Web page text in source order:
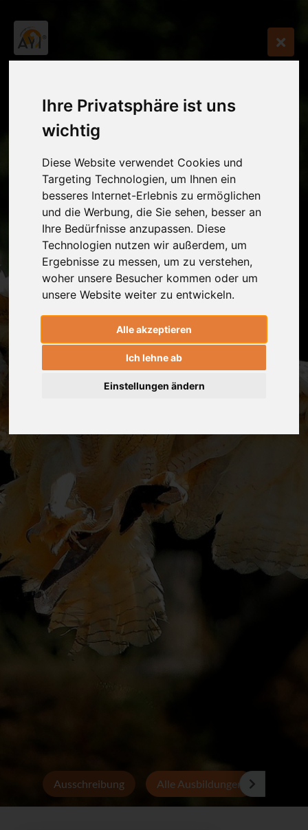
Ihre Privatsphäre ist uns
wichtig
Diese Website verwendet Cookies und
Targeting Technologien, um Ihnen ein
besseres Internet-Erlebnis zu ermöglichen
und die Werbung, die Sie sehen, besser an
Ihre Bedürfnisse anzupassen. Diese
Technologien nutzen wir außerdem, um
Ergebnisse zu messen, um zu verstehen,
woher unsere Besucher kommen oder um
unsere Website weiter zu entwickeln.
Alle akzeptieren
Ich lehne ab
Einstellungen ändern
Ausschreibung Alle Ausbildungen